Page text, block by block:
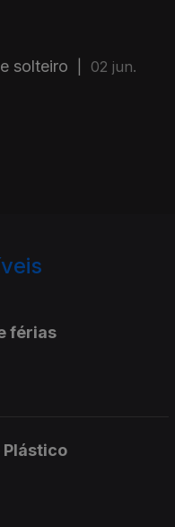
solteiro
02 jun.
férias
Plástico